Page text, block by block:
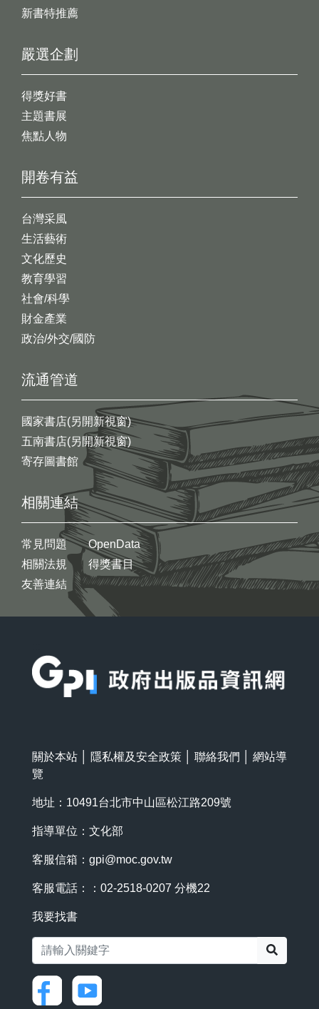
新書特推薦
開卷有益
台灣采風
生活藝術
文化歷史
教育學習
社會/科學
財金產業
政治/外交/國防
嚴選企劃
得獎好書
主題書展
焦點人物
流通管道
國家書店(另開新視窗)
五南書店(另開新視窗)
寄存圖書館
相關連結
常見問題
相關法規
友善連結
OpenData
得獎書目
關於本站 隱私權及安全政策 聯絡我們
網站導
覽
地址：10491台北市中山區松江路209號
指導單位：文化部
客服信箱： gpi@moc.gov.tw
客服電話：：02-2518-0207 分機22
我要找書